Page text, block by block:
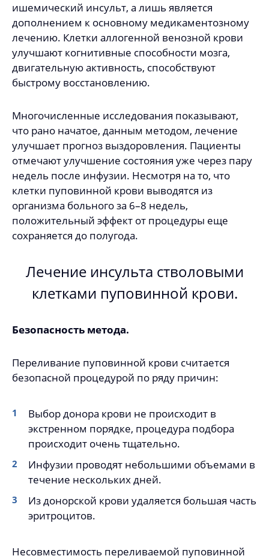
ишемический инсульт, а лишь является
дополнением к основному медикаментозному
лечению. Клетки аллогенной венозной крови
улучшают когнитивные способности мозга,
двигательную активность, способствуют
быстрому восстановлению.
Многочисленные исследования показывают,
что рано начатое, данным методом, лечение
улучшает прогноз выздоровления. Пациенты
отмечают улучшение состояния уже через пару
недель после инфузии. Несмотря на то, что
клетки пуповинной крови выводятся из
организма больного за 6–8 недель,
положительный эффект от процедуры еще
сохраняется до полугода.
Лечение инсульта стволовыми
клетками пуповинной крови.
Безопасность метода.
Переливание пуповинной крови считается
безопасной процедурой по ряду причин:
Выбор донора крови не происходит в
экстренном порядке, процедура подбора
происходит очень тщательно.
Инфузии проводят небольшими объемами в
течение нескольких дней.
Из донорской крови удаляется большая часть
эритроцитов.
Несовместимость переливаемой пуповинной